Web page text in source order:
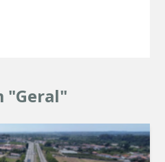
"Geral"